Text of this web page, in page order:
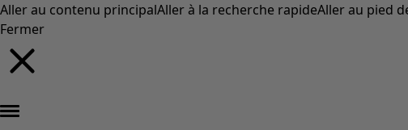
Aller au contenu principalAller à la recherche rapideAller au pied
Fermer